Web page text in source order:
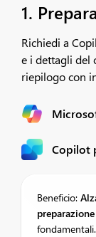
1.
Richiedi a
e i dettagli del
riepilogo con
Copilot
Beneficio:
preparazione